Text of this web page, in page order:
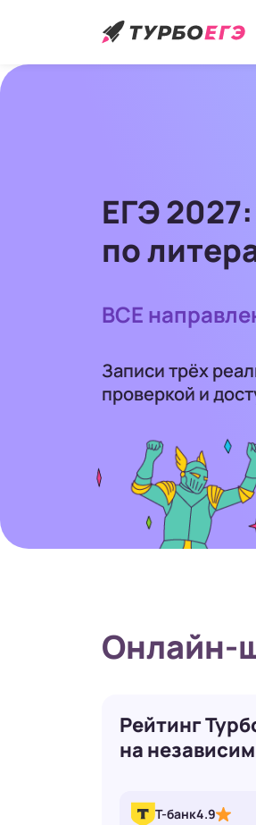
ЕГЭ 2027:
по
ВСЕ
Записи трёх
проверкой и
Онлайн-
Рейтинг
на
Т-банк4.9